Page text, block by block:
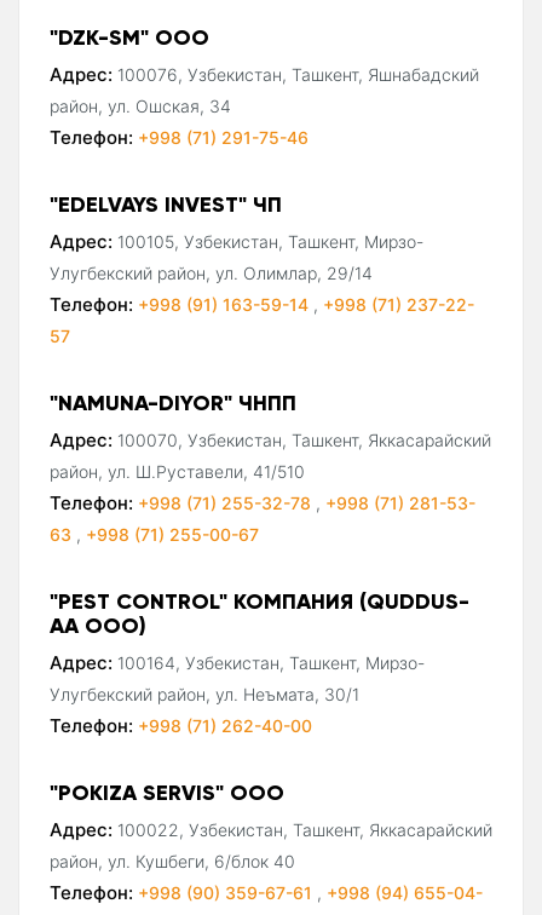
"DZK-SM" ООО
Адрес: 100076, Узбекистан, Ташкент, Яшнабадский
район, ул. Ошская, 34
Телефон: +998 (71) 291-75-46
"EDELVAYS INVEST" ЧП
Адрес: 100105, Узбекистан, Ташкент, Мирзо-
Улугбекский район, ул. Олимлар, 29/14
Телефон: +998 (91) 163-59-14 , +998 (71) 237-22-
57
"NAMUNA-DIYOR" ЧНПП
Адрес: 100070, Узбекистан, Ташкент, Яккасарайский
район, ул. Ш.Руставели, 41/510
Телефон: +998 (71) 255-32-78 , +998 (71) 281-53-
63 , +998 (71) 255-00-67
"PEST CONTROL" КОМПАНИЯ (QUDDUS-
AA ООО)
Адрес: 100164, Узбекистан, Ташкент, Мирзо-
Улугбекский район, ул. Неъмата, 30/1
Телефон: +998 (71) 262-40-00
"POKIZA SERVIS" ООО
Адрес: 100022, Узбекистан, Ташкент, Яккасарайский
район, ул. Кушбеги, 6/блок 40
Телефон: +998 (90) 359-67-61 , +998 (94) 655-04-